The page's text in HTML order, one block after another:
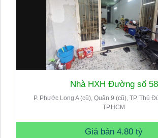
Nhà HXH Đường số 58
P. Phước Long A (cũ), Quận 9 (cũ), TP. Thủ
TP.HCM
Giá bán 4.80 tỷ